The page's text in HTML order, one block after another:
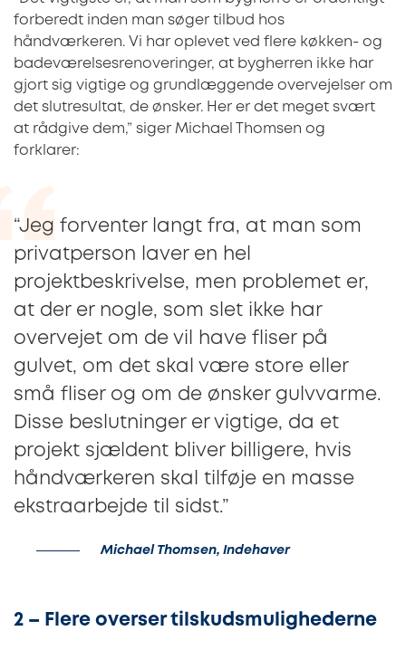
forberedt inden man søger tilbud hos
håndværkeren. Vi har oplevet ved flere køkken- og
badeværelsesrenoveringer, at bygherren ikke har
gjort sig vigtige og grundlæggende overvejelser om
det slutresultat, de ønsker. Her er det meget svært
at rådgive dem,” siger Michael Thomsen og
forklarer:
“Jeg forventer langt fra, at man som
privatperson laver en hel
projektbeskrivelse, men problemet er,
at der er nogle, som slet ikke har
overvejet om de vil have fliser på
gulvet, om det skal være store eller
små fliser og om de ønsker gulvvarme.
Disse beslutninger er vigtige, da et
projekt sjældent bliver billigere, hvis
håndværkeren skal tilføje en masse
ekstraarbejde til sidst.”
Michael Thomsen, Indehaver
2 – Flere overser tilskudsmulighederne